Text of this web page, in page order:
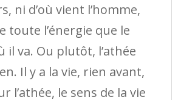
ni d’où vient l’homme,
toute l’énergie que le
il va. Ou plutôt, l’athée
Il y a la vie, rien avant,
l’athée, le sens de la vie